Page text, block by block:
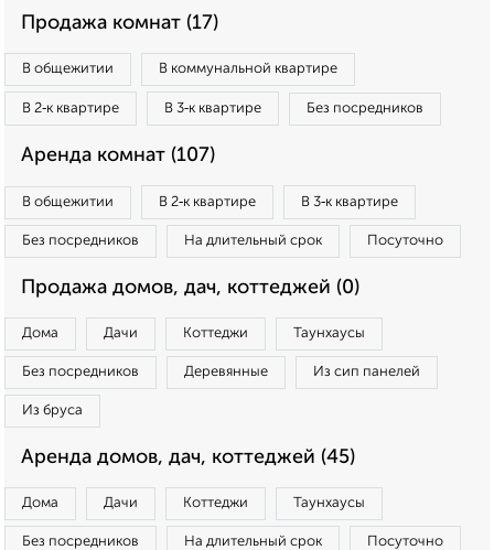
Продажа комнат (17)
В общежитии В коммунальной квартире
В 2‑к квартире В 3‑к квартире Без посредников
Аренда комнат (107)
В общежитии В 2‑к квартире В 3‑к квартире
Без посредников На длительный срок Посуточно
Продажа домов, дач, коттеджей (0)
Дома Дачи Коттеджи Таунхаусы
Без посредников Деревянные Из сип панелей
Из бруса
Аренда домов, дач, коттеджей (45)
Дома Дачи Коттеджи Таунхаусы
Без посредников На длительный срок Посуточно